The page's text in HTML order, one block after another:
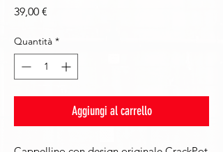
39,00 €
Quantità *
Aggiungi al carrello